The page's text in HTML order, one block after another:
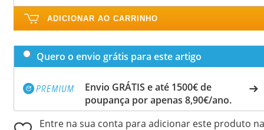
ADICIONAR AO CARRINHO
Quero o envio grátis para este artigo
Envio GRÁTIS e até 1500€ de
poupança por apenas 8,90€/ano.
Entre na sua conta para adicionar este produto na